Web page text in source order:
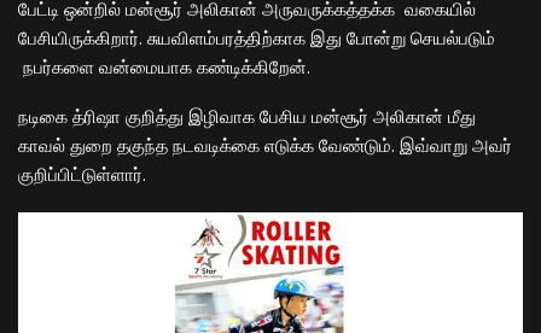
பேட்டி ஒன்றில் மன்சூர் அலிகான் அருவருக்கத்தக்க வகையில்
பேசியிருக்கிறார். சுயவிளம்பரத்திற்காக இது போன்று செயல்படும்
நபர்களை வன்மையாக கண்டிக்கிறேன்.
நடிகை த்ரிஷா குறித்து இழிவாக பேசிய மன்சூர் அலிகான் மீது
காவல் துறை தகுந்த நடவடிக்கை எடுக்க வேண்டும். இவ்வாறு அவர்
குறிப்பிட்டுள்ளார்.